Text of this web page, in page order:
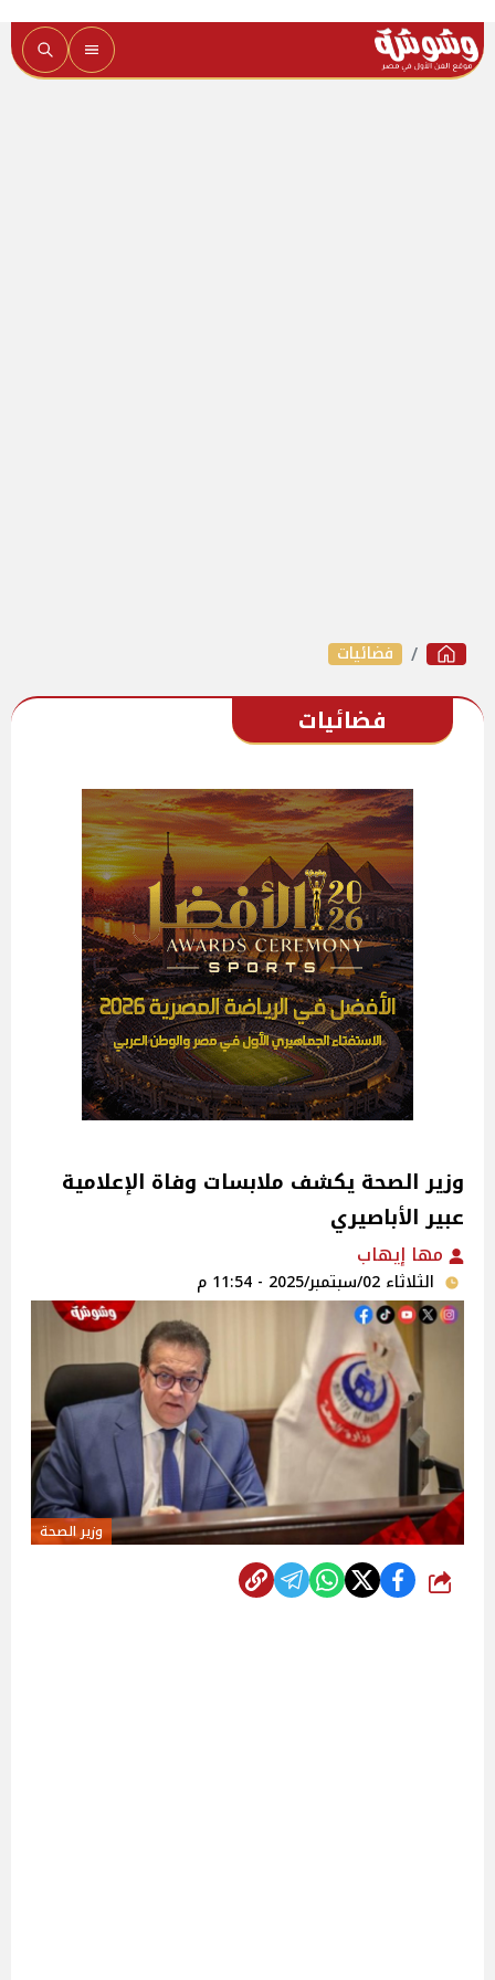
فضائيات
فضائيات
وزير الصحة يكشف ملابسات وفاة الإعلامية
عبير الأباصيري‎
مها إيهاب
الثلاثاء 02/سبتمبر/2025 - 11:54 م
وزير الصحة
شارك